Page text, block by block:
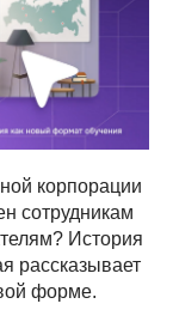
корпорации
сотрудникам
История
рассказывает
форме.